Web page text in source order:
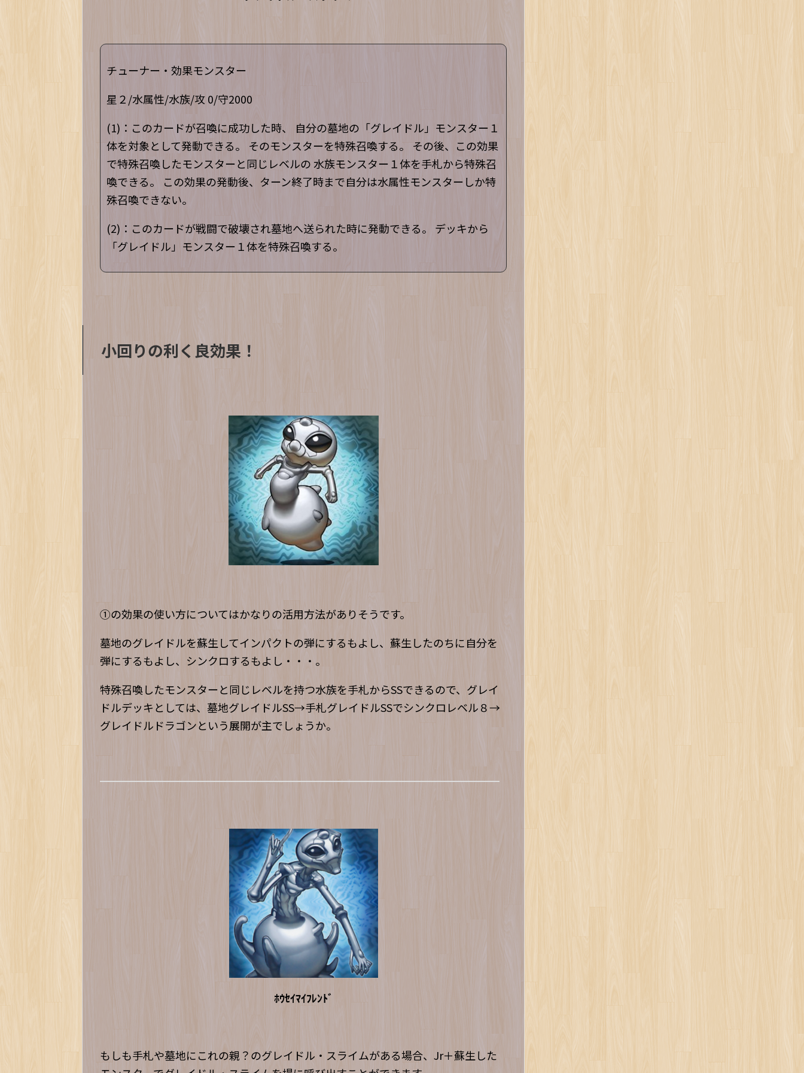
チューナー・効果モンスター
星２/水属性/水族/攻 0/守2000
(1)：このカードが召喚に成功した時、 自分の墓地の「グレイドル」モンスター１
体を対象として発動できる。 そのモンスターを特殊召喚する。 その後、この効果
で特殊召喚したモンスターと同じレベルの 水族モンスター１体を手札から特殊召
喚できる。 この効果の発動後、ターン終了時まで自分は水属性モンスターしか特
殊召喚できない。
(2)：このカードが戦闘で破壊され墓地へ送られた時に発動できる。 デッキから
「グレイドル」モンスター１体を特殊召喚する。
小回りの利く良効果！
①の効果の使い方についてはかなりの活用方法がありそうです。
墓地のグレイドルを蘇生してインパクトの弾にするもよし、蘇生したのちに自分を
弾にするもよし、シンクロするもよし・・・。
特殊召喚したモンスターと同じレベルを持つ水族を手札からSSできるので、グレイ
ドルデッキとしては、墓地グレイドルSS→手札グレイドルSSでシンクロレベル８→
グレイドルドラゴンという展開が主でしょうか。
ﾎｳｾｲﾏｲﾌﾚﾝﾄﾞ
もしも手札や墓地にこれの親？のグレイドル・スライムがある場合、Jr＋蘇生した